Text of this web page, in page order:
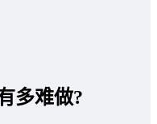
多难做?